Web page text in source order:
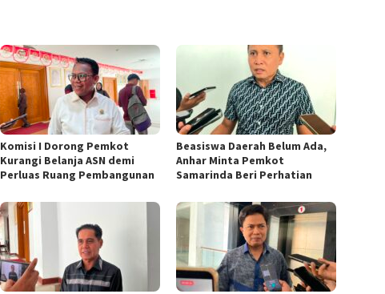
Komisi I Dorong Pemkot
Kurangi Belanja ASN demi
Perluas Ruang Pembangunan
Beasiswa Daerah Belum Ada,
Anhar Minta Pemkot
Samarinda Beri Perhatian